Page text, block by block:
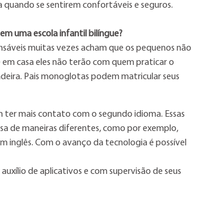
se sentirem confortáveis e seguros.
uma escola infantil bilíngue?
muitas vezes acham que os pequenos não
casa eles não terão com quem praticar o
Pais monoglotas podem matricular seus
ter mais contato com o segundo idioma. Essas
de maneiras diferentes, como por exemplo,
inglês. Com o avanço da tecnologia é possível
de aplicativos e com supervisão de seus